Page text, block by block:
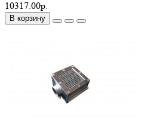
10317.00р.
В корзину